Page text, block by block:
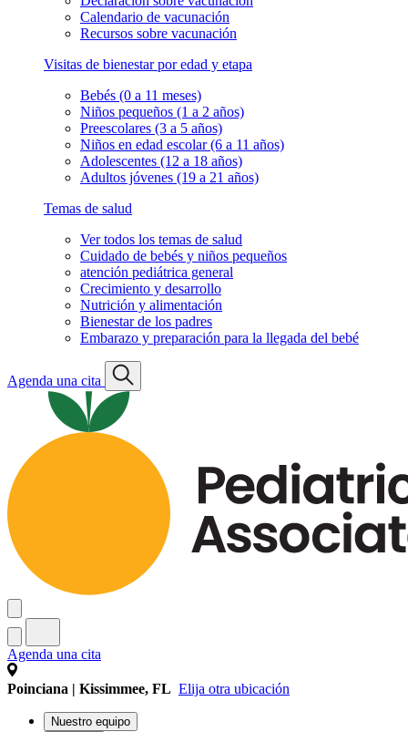
Calendario de vacunación
Recursos sobre vacunación
Visitas de bienestar por edad y etapa
Bebés (0 a 11 meses)
Niños pequeños (1 a 2 años)
Preescolares (3 a 5 años)
Niños en edad escolar (6 a 11 años)
Adolescentes (12 a 18 años)
Adultos jóvenes (19 a 21 años)
Temas de salud
Ver todos los temas de salud
Cuidado de bebés y niños pequeños
atención pediátrica general
Crecimiento y desarrollo
Nutrición y alimentación
Bienestar de los padres
Embarazo y preparación para la llegada del bebé
Agenda una cita
Agenda una cita
Poinciana | Kissimmee, FL Elija otra ubicación
Nuestro equipo